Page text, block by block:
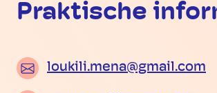
Praktische
loukili.mena@gmail.com